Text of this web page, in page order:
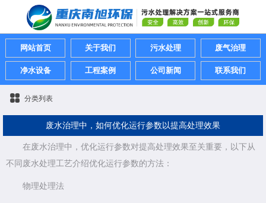
网站首页 关于我们 污水处理 废气治理
净水设备 工程案例 公司新闻 联系我们
分类列表
废水治理中，如何优化运行参数以提高处理效果
在废水治理中，优化运行参数对提高处理效果至关重要，以下从
不同废水处理工艺介绍优化运行参数的方法：
物理处理法